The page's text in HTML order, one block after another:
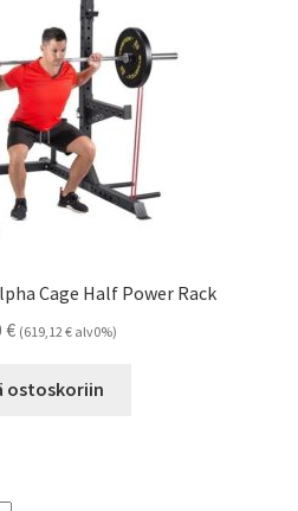
Cage Half Power Rack
€ (619,12 €alv0%)
ostoskoriin